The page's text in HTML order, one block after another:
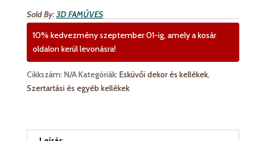
Sold By:3D FAMŰVES
10% kedvezmény szeptember 01-ig, amely a kosár
oldalon kerül levonásra!
Cikkszám:N/AKategóriák:Esküvői dekor és kellékek,
Szertartási és egyéb kellékek